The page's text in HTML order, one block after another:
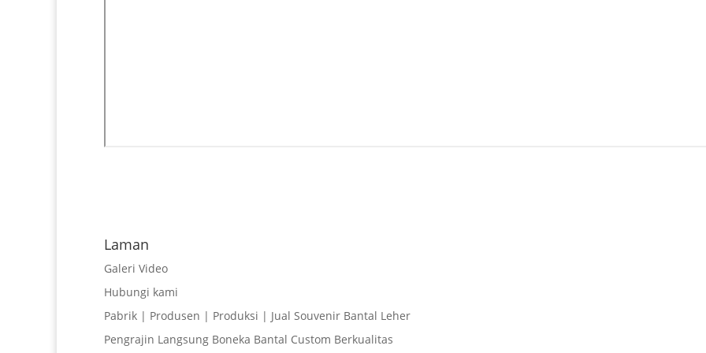
Laman
Galeri Video
Hubungi kami
Pabrik | Produsen | Produksi | Jual Souvenir Bantal Leher
Pengrajin Langsung Boneka Bantal Custom Berkualitas